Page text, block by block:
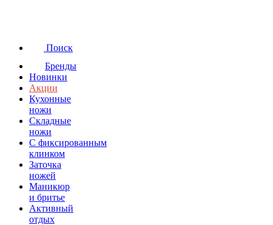
Поиск
Бренды
Новинки
Акции
Кухонные
ножи
Складные
ножи
C фиксированным
клинком
Заточка
ножей
Маникюр
и бритье
Активный
отдых